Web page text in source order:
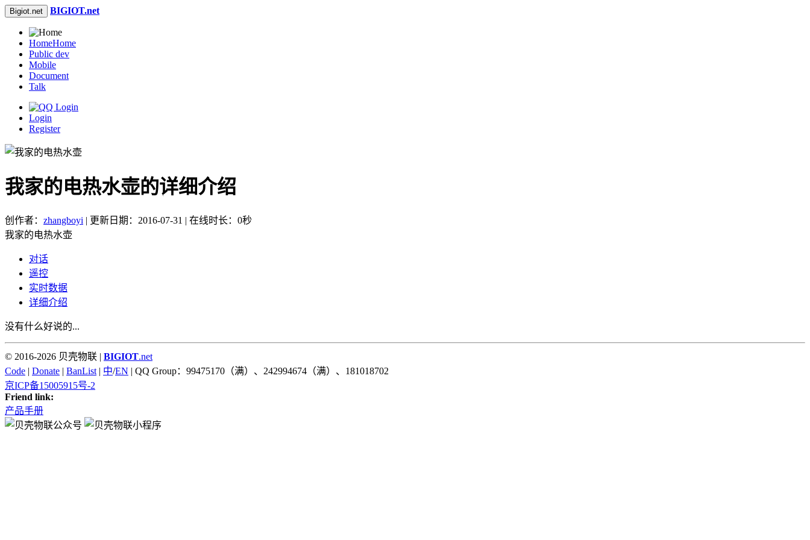
Bigiot.net BIGIOT.net
HomeHome
Public dev
Mobile
Document
Talk
Login
Register
我家的电热水壶的详细介绍
创作者： zhangboyi | 更新日期：2016-07-31 | 在线时长：0秒
我家的电热水壶
对话
遥控
实时数据
详细介绍
没有什么好说的...
© 2016-2026 贝壳物联 | BIGIOT.net
Code | Donate | BanList | 中/EN | QQ Group：99475170（满）、242994674（满）、181018702
京ICP备15005915号-2
Friend link:
产品手册